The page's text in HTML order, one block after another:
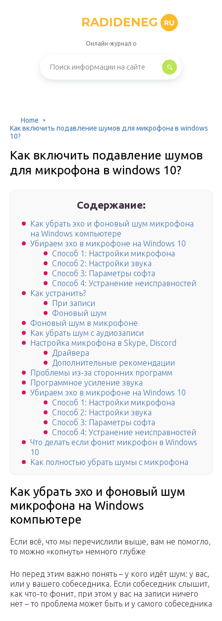
RADIDENEG RU
Онлайн-журнал о
Home
Как включить подавление шумов для микрофона в windows
10?
Как включить подавление шумов
для микрофона в windows 10?
Содержание:
Как убрать эхо и фоновый шум микрофона
на Windows компьютере
Убираем эхо в микрофоне на Windows 10
Способ 1: Настройки микрофона
Способ 2: Настройки звука
Способ 3: Параметры софта
Способ 4: Устранение неисправностей
Как устранить?
При записи
Фоновый шум
Фоновый шум в микрофоне
Как убрать шум с аудиозаписи
Настройка микрофона в Skype, Discord
Драйвера
Дополнительные рекомендации
Проблемы из-за сторонних программ
Программное усиление звука
Убираем эхо в микрофоне на Windows 10
Способ 1: Настройки микрофона
Способ 2: Настройки звука
Способ 3: Параметры софта
Способ 4: Устранение неисправностей
Что делать если фонит микрофон в Windows
10
Как полностью убрать шумы с микрофона
Как убрать эхо и фоновый шум
микрофона на Windows
компьютере
Если всё, что мы перечислили выше, вам не помогло,
то можно «копнуть» немного глубже
Но перед этим важно понять – у кого идёт шум: у вас,
или у вашего собеседника. Если собеседник слышит,
как что-то фонит, при этом у вас на записи ничего
нет – то проблема может быть и у самого собеседника